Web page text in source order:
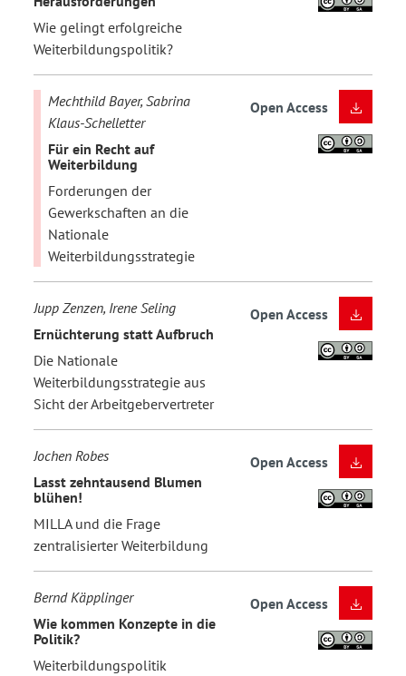
Wie gelingt erfolgreiche
Weiterbildungspolitik?
Mechthild Bayer, Sabrina
Klaus-Schelletter
Für ein Recht auf
Weiterbildung
Forderungen der
Gewerkschaften an die
Nationale
Weiterbildungsstrategie
Open Access
Jupp Zenzen, Irene Seling
Ernüchterung statt Aufbruch
Die Nationale
Weiterbildungsstrategie aus
Sicht der Arbeitgebervertreter
Open Access
Jochen Robes
Lasst zehntausend Blumen
blühen!
MILLA und die Frage
zentralisierter Weiterbildung
Open Access
Bernd Käpplinger
Wie kommen Konzepte in die
Politik?
Weiterbildungspolitik
Open Access